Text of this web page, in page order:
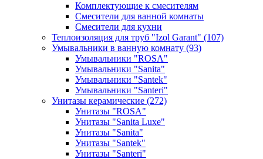
Комплектующие к смесителям
Смесители для ванной комнаты
Смесители для кухни
Теплоизоляция для труб "Izol Garant" (107)
Умывальники в ванную комнату (93)
Умывальники "ROSA"
Умывальники "Sanita"
Умывальники "Santek"
Умывальники "Santeri"
Унитазы керамические (272)
Унитазы "ROSA"
Унитазы "Sanita Luxe"
Унитазы "Sanita"
Унитазы "Santek"
Унитазы "Santeri"